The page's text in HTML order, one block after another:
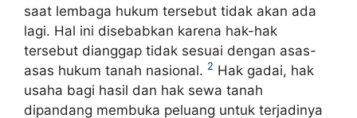
saat lembaga hukum tersebut tidak akan ada
lagi. Hal ini disebabkan karena hak-hak
tersebut dianggap tidak sesuai dengan asas-
asas hukum tanah nasional. 2 Hak gadai, hak
usaha bagi hasil dan hak sewa tanah
dipandang membuka peluang untuk terjadinya